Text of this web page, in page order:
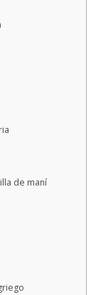
de maní